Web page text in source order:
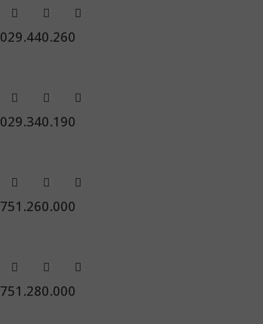
029.440.260
029.340.190
751.260.000
751.280.000